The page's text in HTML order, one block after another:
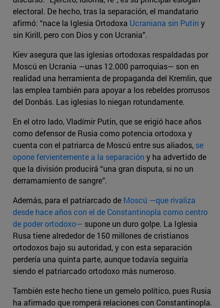
electoral. De hecho, tras la separación, el mandatario
afirmó: “nace la Iglesia Ortodoxa Ucraniana sin Putin y
sin Kirill, pero con Dios y con Ucrania”.
Kiev asegura que las iglesias ortodoxas respaldadas por
Moscú en Ucrania —unas 12.000 parroquias— son en
realidad una herramienta de propaganda del Kremlin, que
las emplea también para apoyar a los rebeldes prorrusos
del Donbás. Las iglesias lo niegan rotundamente.
En el otro lado, Vladímir Putin, que se erigió hace años
como defensor de Rusia como potencia ortodoxa y
cuenta con el patriarca de Moscú entre sus aliados, se
opone fervientemente a la separación y ha advertido de
que la división producirá “una gran disputa, si no un
derramamiento de sangre”.
Además, para el patriarcado de Moscú —que rivaliza
desde hace años con el de Constantinopla como centro
de poder ortodoxo— supone un duro golpe. La Iglesia
Rusa tiene alrededor de 150 millones de cristianos
ortodoxos bajo su autoridad, y con esta separación
perdería una quinta parte, aunque todavía seguiría
siendo el patriarcado ortodoxo más numeroso.
También este hecho tiene un gemelo político, pues Rusia
ha afirmado que romperá relaciones con Constantinopla.